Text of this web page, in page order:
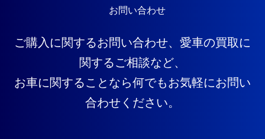
お問い合わせ
ご購入に関するお問い合わせ、愛車の買取に
関するご相談など、
お車に関することなら何でもお気軽にお問い
合わせください。